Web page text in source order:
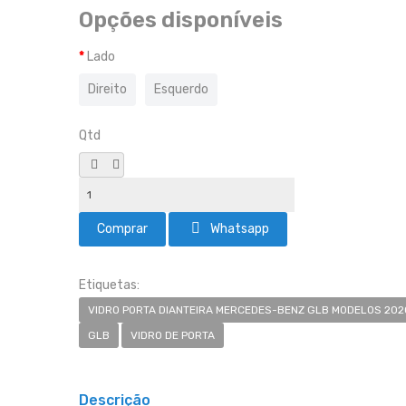
Opções disponíveis
Lado
Direito Esquerdo
Qtd
Whatsapp
Etiquetas:
VIDRO PORTA DIANTEIRA MERCEDES-BENZ GLB MODELOS
GLB
VIDRO DE PORTA
Descrição